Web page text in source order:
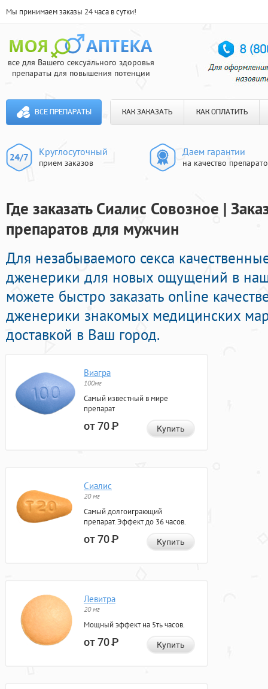
Мы принимаем заказы 24 часа в сутки!
все для Вашего сексуального здоровья
препараты для повышения потенции
ВСЕ ПРЕПАРАТЫ КАК ЗАКАЗАТЬ КАК ОПЛАТИТЬ
Круглосуточный
прием заказов
Даем гарантии
на качество
Где заказать Сиалис Совозное |
препаратов для мужчин
Для незабываемого секса
дженерики для новых ощущений в
можете быстро заказать online
дженерики знакомых медицинских
доставкой в Ваш город.
Виагра
100мг
Самый известный в мире
препарат
от 70Р Купить
Сиалис
20 мг
Самый долгоиграющий
препарат. Эффект до 36 часов.
от 70Р Купить
Левитра
20 мг
Мощный эффект на 5ть часов.
от 70Р Купить